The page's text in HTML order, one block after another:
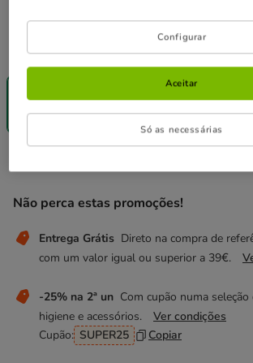
Formato:2 L
2 L
44.99€
Não perca estas promoções!
Entrega Grátis Direto na compra de
com um valor igual ou superior a 39€.
-25% na 2ª un Com cupão numa
higiene e acessórios.
Ver condições
Cupão: SUPER25 Copiar
Configurar
Só as necessárias
Aceitar